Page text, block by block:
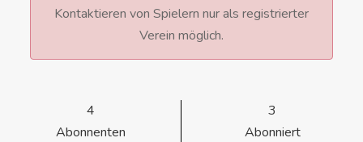
Kontaktieren von Spielern nur als registrierter
Verein möglich.
4
Abonnenten
3
Abonniert